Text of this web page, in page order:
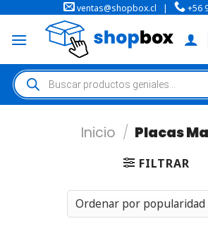
ventas@shopbox.cl | +56
Inicio / Placas
FILTRAR